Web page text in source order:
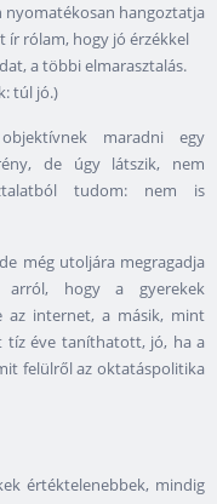
hangoztatja
ír rólam, hogy jó érzékkel
a többi elmarasztalás.
túl jó.)
maradni egy
de úgy látszik, nem
tudom: nem is
még utoljára megragadja
hogy a gyerekek
az internet, a másik, mint
tíz éve taníthatott, jó, ha a
felülről az oktatáspolitika
értéktelenebbek, mindig